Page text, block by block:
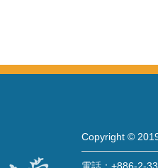
Copyright ©
電話：+886-2-